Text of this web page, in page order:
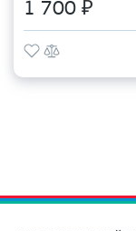
1 700 ₽